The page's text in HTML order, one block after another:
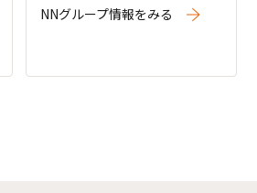
NNグループ情報をみる